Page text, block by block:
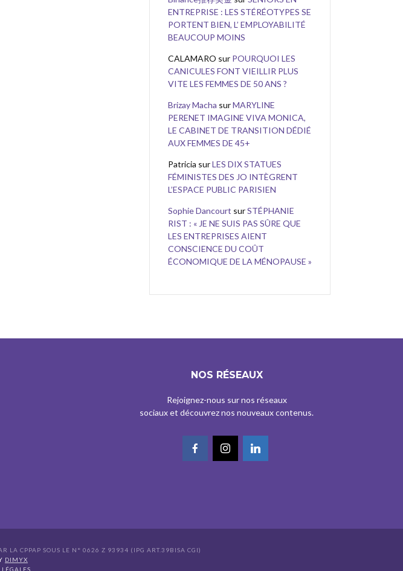
ENTREPRISE : LES STÉRÉOTYPES SE
PORTENT BIEN, L’ EMPLOYABILITÉ
BEAUCOUP MOINS
CALAMARO sur POURQUOI LES
CANICULES FONT VIEILLIR PLUS
VITE LES FEMMES DE 50 ANS ?
Brizay Macha surMARYLINE
PERENET IMAGINE VIVA MONICA,
LE CABINET DE TRANSITION DÉDIÉ
AUX FEMMES DE 45+
Patricia surLES DIX STATUES
FÉMINISTES DES JO INTÈGRENT
L’ESPACE PUBLIC PARISIEN
Sophie Dancourt surSTÉPHANIE
RIST : « JE NE SUIS PAS SÛRE QUE
LES ENTREPRISES AIENT
CONSCIENCE DU COÛT
ÉCONOMIQUE DE LA MÉNOPAUSE »
NOS RÉSEAUX
Rejoignez-nous sur nos réseaux
sociaux et découvrez nos nouveaux contenus.
LA CPPAP SOUS LE N° 0626 Z 93934 (IPG ART.39BISA CGI)
DIMYX